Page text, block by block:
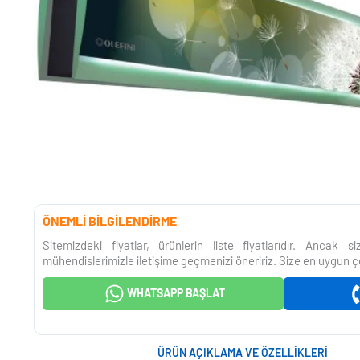
ÖNEMLİ BİLGİLENDİRME
Sitemizdeki fiyatlar, ürünlerin liste fiyatlarıdır. Ancak
mühendislerimizle iletişime geçmenizi öneririz. Size en uygun
WHATSAPP BAŞLAT
ÜRÜN AÇIKLAMA VE ÖZELLIKLERI